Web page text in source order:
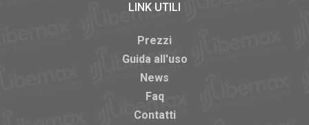
LINK UTILI
Prezzi
Guida all'uso
News
Faq
Contatti